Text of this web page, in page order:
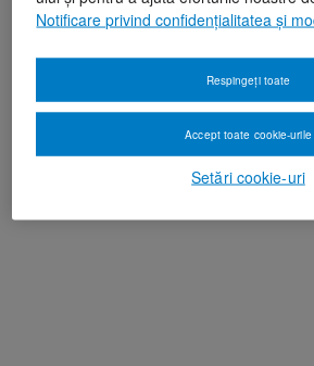
Notificare privind confidențialitatea și
Setări cookie-uri
Respingeți toate
Accept toate cookie-urile